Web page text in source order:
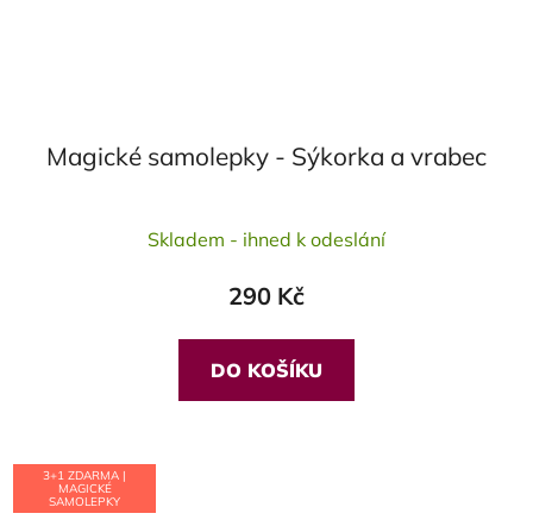
Magické samolepky - Sýkorka a vrabec
hodnocení
je
5,0
z
5
Skladem - ihned k odeslání
290 Kč
DO KOŠÍKU
3+1 ZDARMA |
MAGICKÉ
SAMOLEPKY